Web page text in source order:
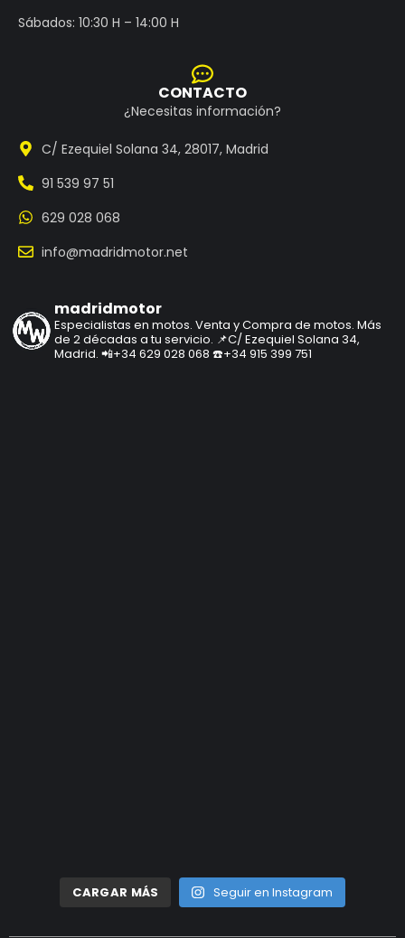
Sábados: 10:30 H – 14:00 H
CONTACTO
¿Necesitas información?
C/ Ezequiel Solana 34, 28017, Madrid
91 539 97 51
629 028 068
info@madridmotor.net
madridmotor
Especialistas en motos. Venta y Compra de motos. Más
de 2 décadas a tu servicio. 📌C/ Ezequiel Solana 34,
Madrid. 📲+34 629 028 068 ☎️+34 915 399 751
CARGAR MÁS Seguir en Instagram